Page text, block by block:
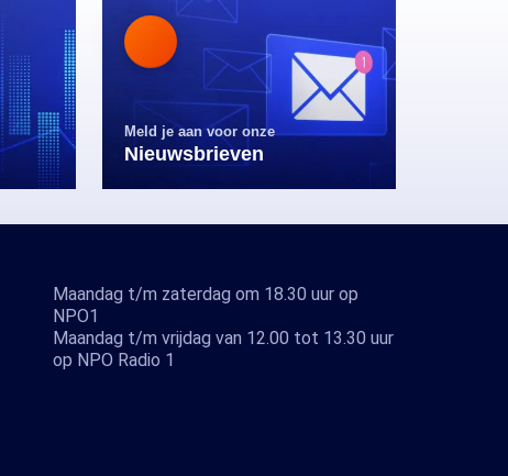
Meld je aan voor onze
Nieuwsbrieven
Maandag t/m zaterdag om 18.30 uur op
NPO1
Maandag t/m vrijdag van 12.00 tot 13.30 uur
op NPO Radio 1